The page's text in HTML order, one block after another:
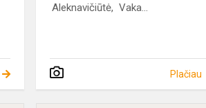
Aleknavičiūtė, Vaka...
Plačiau